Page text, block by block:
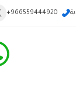
966559444920+